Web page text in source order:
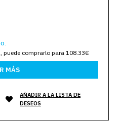
puede comprarlo para 108.33€
MÁS
AÑADIR A LA LISTA DE
DESEOS